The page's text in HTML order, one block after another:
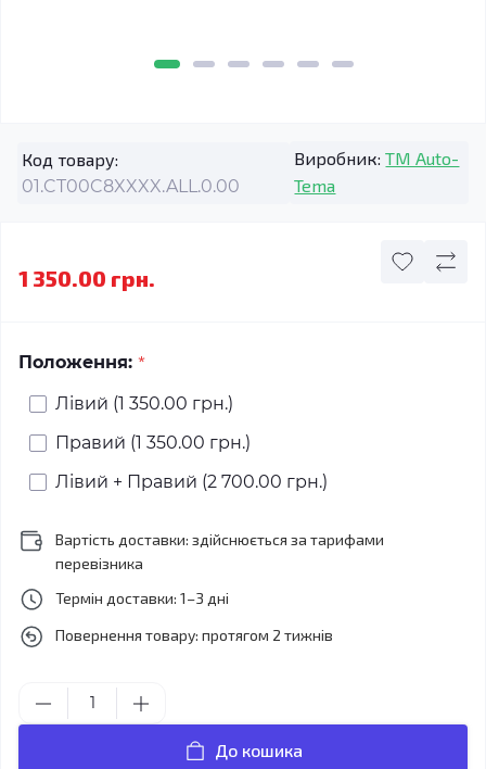
Код товару:
01.CT00C8XXXX.ALL.0.00
Виробник: TM Auto-
Tema
1 350.00 грн.
Положення: *
Лівий (1 350.00 грн.)
Правий (1 350.00 грн.)
Лівий + Правий (2 700.00 грн.)
Вартість доставки: здійснюється за тарифами
перевізника
Термін доставки: 1–3 дні
Повернення товару: протягом 2 тижнів
До кошика